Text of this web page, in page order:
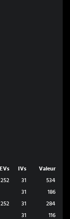
EVs IVs
Valeur
252 31
534
31
186
252 31
284
31
116